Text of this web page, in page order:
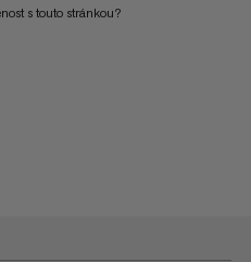
s touto stránkou?